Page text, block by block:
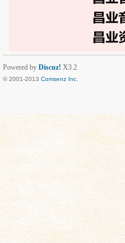
Powered by Discuz! X3.2
© 2001-2013 Comsenz Inc.